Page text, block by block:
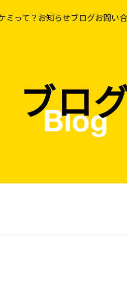
ミって？ お知らせブログお問い
ブロ
Blog